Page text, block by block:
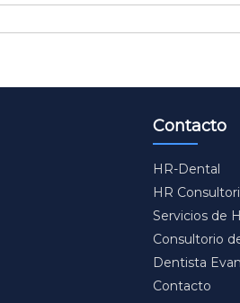
Contacto
HR-Dental
HR
Servicios de
Consultorio
Dentista
Contacto